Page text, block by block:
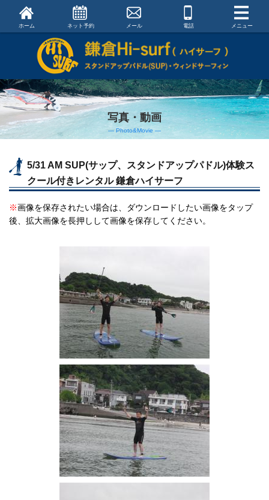
ホーム ネット予約 メール 電話 メニュー
写真・動画
― Photo&Movie ―
5/31 AM SUP(サップ、スタンドアップパドル)体験ス
クール付きレンタル 鎌倉ハイサーフ
※画像を保存されたい場合は、ダウンロードしたい画像をタップ
後、拡大画像を長押しして画像を保存してください。